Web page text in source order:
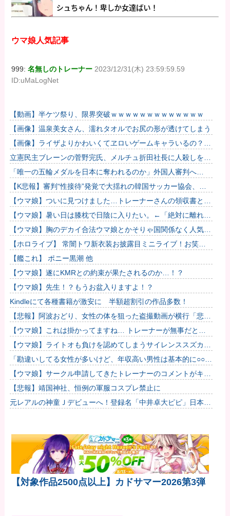
ウマ娘人気記事
999:名無しのトレーナー 2023/12/31(木) 23:59:59.59
ID:uMaLogNet
【動画】半ケツ祭り、限界突破ｗｗｗｗｗｗｗｗｗｗｗｗｗ
【画像】温泉美女さん、濡れタオルでお尻の形が透けてしまう
【画像】ライザよりかわいくてヱロいゲームキャラいるの？ｗ
ｗｗｗｗ
立憲民主ブレーンの菅野完氏、メルチュ折田社長に人殺しを連
呼
「唯一の五輪メダルを日本に奪われるのか」外国人審判へ
の“性接待”で大揺れの韓国サッカー界、ロンドン五輪メダル剝
奪の可能性...
【K悲報】審判“性接待”発覚で大揺れの韓国サッカー協会、当
然『あの大会』についても疑われてしまう…
【ウマ娘】ついに見つけました…トレーナーさんの領収書と給
与明細！！
【ウマ娘】暑い日は膝枕で日陰に入りたい。←「絶対に離れた
くない場所だな」
【ウマ娘】胸のデカイ合法ウマ娘とかそりゃ国関係なく人気出
るわな
【ホロライブ】 常闇トワ新衣装お披露目ミニライブ！お笑い
芸人みたいなリアクションをするトワ様
【艦これ】 ポニー黒潮 他
【ウマ娘】遂にKMRとの約束が果たされるのか…！？
【ウマ娘】先生！？もうお盆入りますよ！？
Kindleにて各種書籍が激安に 半額超割引の作品多数！
【悲報】阿波おどり、女性の体を狙った盗撮動画が横行「悲し
いし、気持ち悪い」
【ウマ娘】これは掛かってますね… トレーナーが無事だとい
いのですが…
【ウマ娘】ライトオも負けを認めてしまうサイレンススズカ定
規概念ｗｗｗ
「勘違いしてる女性が多いけど、年収高い男性は基本的に○○で
す」→共感殺到で拡散 やはりこれが真実なのか他
【ウマ娘】サークル申請してきたトレーナーのコメントがキモ
すぎて草ｗｗｗ「このまま成長したらどうなるんや…」他
【悲報】靖国神社、恒例の軍服コスプレ禁止に
元レアルの神童Ｊデビューへ！登録名「中井卓大ピピ」日本初
【対象作品2500点以上】カドサマー2026第3弾